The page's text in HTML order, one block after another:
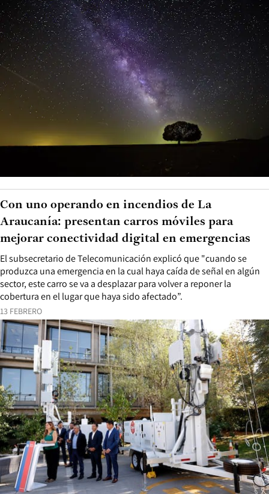
13 FEBRERO
El subsecretario de Telecomunicación explicó que "cuando se
produzca una emergencia en la cual haya caída de señal en algún
sector, este carro se va a desplazar para volver a reponer la
cobertura en el lugar que haya sido afectado”.
Con uno operando en incendios de La
Araucanía: presentan carros móviles para
mejorar conectividad digital en emergencias